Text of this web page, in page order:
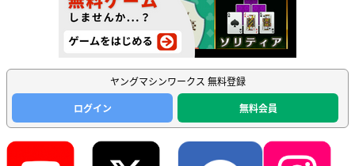
ヤングマシンワークス 無料登録
ログイン
無料会員